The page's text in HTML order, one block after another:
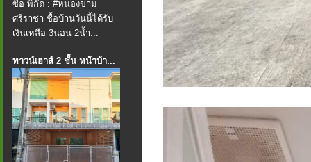
ซื้อ พิกัด : #หนองขาม
ศรีราชา ซื้อบ้านวันนี้ได้รับ
เงินเหลือ 3นอน 2น้ำ...
ทาวน์เฮาส์ 2 ชั้น หน้าบ้า...